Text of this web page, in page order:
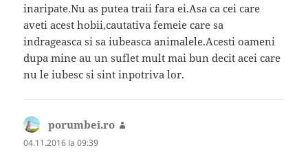
inaripate.Nu as putea traii fara ei.Asa ca cei care
aveti acest hobii,cautativa femeie care sa
indrageasca si sa iubeasca animalele.Acesti oameni
dupa mine au un suflet mult mai bun decit acei care
nu le iubesc si sint inpotriva lor.
porumbei.ro
04.11.2016 la 09:39